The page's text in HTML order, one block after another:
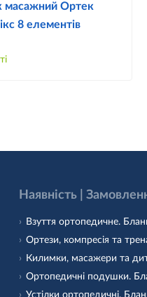
масажний Ортек
8 елементів
Наявність |
Взуття ортопедичне.
Ортези, компресія та
Килимки, масажери та
Ортопедичні подушки.